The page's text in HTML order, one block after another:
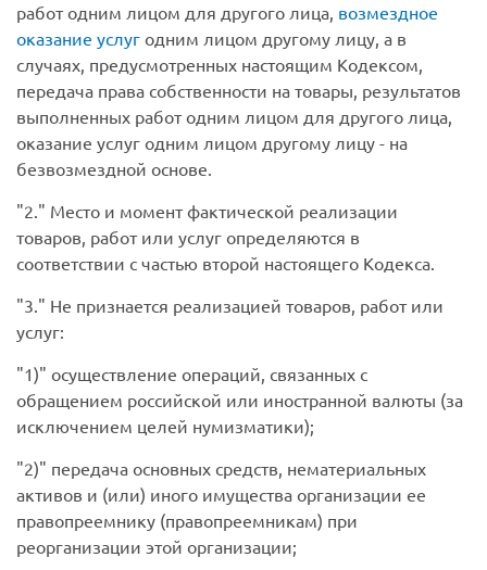
работ одним лицом для другого лица, возмездное
оказание услуг одним лицом другому лицу, а в
случаях, предусмотренных настоящим Кодексом,
передача права собственности на товары, результатов
выполненных работ одним лицом для другого лица,
оказание услуг одним лицом другому лицу - на
безвозмездной основе.
2.
Место и момент фактической реализации
товаров, работ или услуг определяются в
соответствии с частью второй настоящего Кодекса.
3.
Не признается реализацией товаров, работ или
услуг:
1) осуществление операций, связанных с
обращением российской или иностранной валюты (за
исключением целей нумизматики);
2)
передача основных средств, нематериальных
активов и (или) иного имущества организации ее
правопреемнику (правопреемникам) при
реорганизации этой организации;